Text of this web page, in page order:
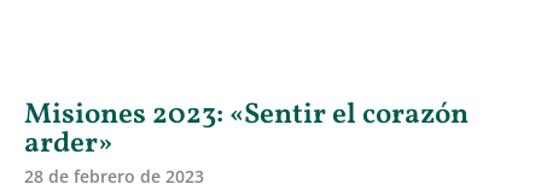
Misiones 2023: «Sentir el corazón
arder»
28 de febrero de 2023